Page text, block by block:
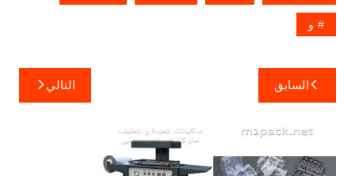
و
تصفّح
المقالات
السابق التالي